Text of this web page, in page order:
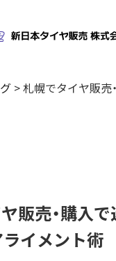
>札幌でタイヤ販売
販売・購入
ライメント術